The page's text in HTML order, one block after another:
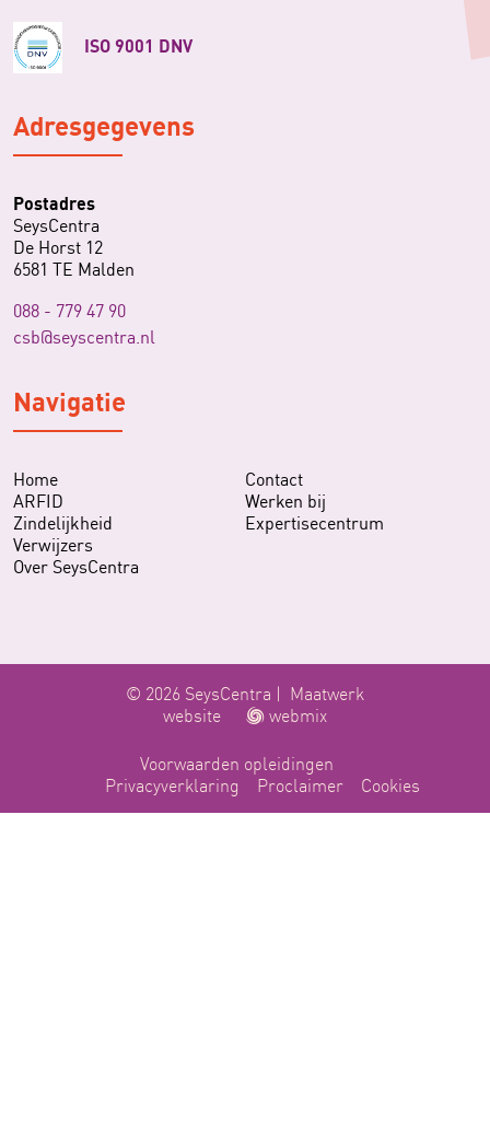
ISO 9001 DNV
Adresgegevens
Postadres
SeysCentra
De Horst 12
6581 TE Malden
088 - 779 47 90
csb@seyscentra.nl
Navigatie
Home
ARFID
Zindelijkheid
Verwijzers
Over SeysCentra
Contact
Werken bij
Expertisecentrum
© 2026 SeysCentra | Maatwerk
website
webmix
Voorwaarden opleidingen
Privacyverklaring
Proclaimer Cookies